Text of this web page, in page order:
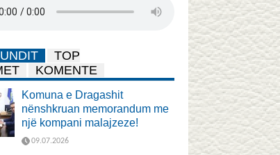
TOP
KOMENTE
Komuna e Dragashit
nënshkruan memorandum me
një kompani malajzeze!
09.07.2026